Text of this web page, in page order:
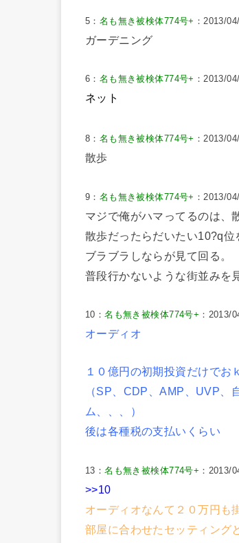
5： 名も無き被検体774号+ ：2013/
ガーデニング
6： 名も無き被検体774号+ ：2013/
ネット
8： 名も無き被検体774号+ ：2013/
散歩
9： 名も無き被検体774号+ ：2013/
マジで俺がハマってるのは、
散歩だったらだいたい10?q
ブラブラしならが見て回る。
普段行かないような街並みを
10：名も無き被検体774号+ ：2013/
オーディオ
１０億円の初期投資だけでおｋ
（SP、CDP、AMP、UVP、
ム、、、）
後は各種税の支払いくらい
13：名も無き被検体774号+ ：2013/
>>10
オーディオなんて２０万円も
部屋に合わせたセッティング